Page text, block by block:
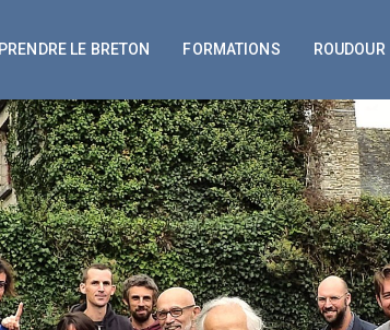
LE BRETON FORMATIONS ROUDOUR